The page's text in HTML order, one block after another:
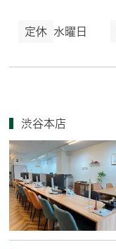
定休 水曜日
渋谷本店